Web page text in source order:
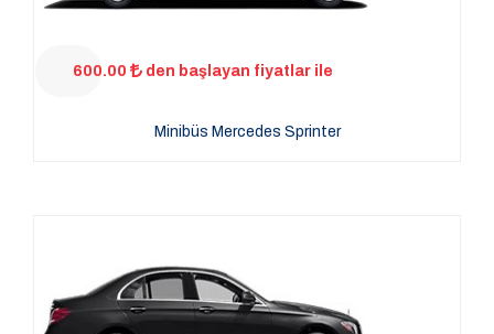
600.00 den başlayan fiyatlar ile
Minibüs Mercedes Sprinter